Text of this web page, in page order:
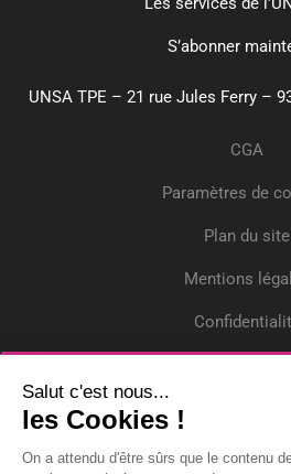
S’abonner
UNSA TPE – 21 rue Jules Ferry –
CGA
Paramètres de
Plan du site
Mentions
Salut c'est nous...
les Cookies !
On a attendu d'être sûrs que le contenu